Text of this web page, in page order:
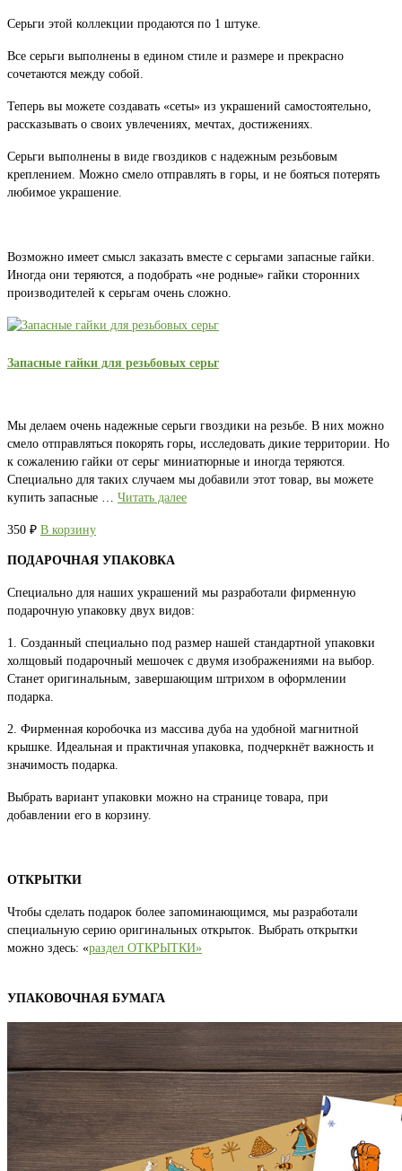
Серьги этой коллекции продаются по 1 штуке.
Все серьги выполнены в едином стиле и размере и прекрасно
сочетаются между собой.
Теперь вы можете создавать «сеты» из украшений самостоятельно,
рассказывать о своих увлечениях, мечтах, достижениях.
Серьги выполнены в виде гвоздиков с надежным резьбовым
креплением. Можно смело отправлять в горы, и не бояться потерять
любимое украшение.
Возможно имеет смысл заказать вместе с серьгами запасные гайки.
Иногда они теряются, а подобрать «не родные» гайки сторонних
производителей к серьгам очень сложно.
Запасные гайки для резьбовых серьг
Мы делаем очень надежные серьги гвоздики на резьбе. В них можно
смело отправляться покорять горы, исследовать дикие территории. Но
к сожалению гайки от серьг миниатюрные и иногда теряются.
Специально для таких случаем мы добавили этот товар, вы можете
купить запасные … Читать далее
350 ₽ В корзину
ПОДАРОЧНАЯ УПАКОВКА
Специально для наших украшений мы разработали фирменную
подарочную упаковку двух видов:
1. Созданный специально под размер нашей стандартной упаковки
холщовый подарочный мешочек с двумя изображениями на выбор.
Станет оригинальным, завершающим штрихом в оформлении
подарка.
2. Фирменная коробочка из массива дуба на удобной магнитной
крышке. Идеальная и практичная упаковка, подчеркнёт важность и
значимость подарка.
Выбрать вариант упаковки можно на странице товара, при
добавлении его в корзину.
ОТКРЫТКИ
Чтобы сделать подарок более запоминающимся, мы разработали
специальную серию оригинальных открыток. Выбрать открытки
можно здесь: «раздел ОТКРЫТКИ»
УПАКОВОЧНАЯ БУМАГА